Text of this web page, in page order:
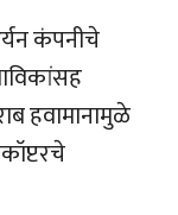
कंपनीचे
हवामानामुळे